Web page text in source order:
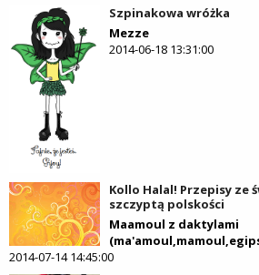
Szpinakowa wróżka
Mezze
2014-06-18 13:31:00
Kollo Halal! Przepisy ze
szczyptą polskości
Maamoul z daktylami
2014-07-14 14:45:00